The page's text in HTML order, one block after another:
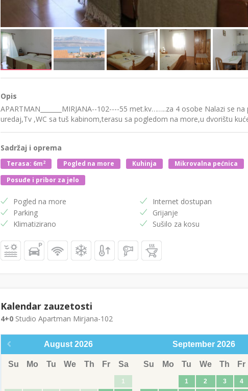
Opis
APARTMAN_______MIRJANA--102----55 met.kv……..za 4 osobe Nalazi se
uredaj,Tv ,WC sa tuš kabinom,terasu sa pogledom na more,u dvorištu
Sadržaj i oprema
Terasa: 6m2 Pogled na more Kuhinja Mikrovalna pećnica
Posuđe i pribor za jelo
Pogled na more
Parking
Klimatizirano
Internet dostupan
Grijanje
Sušilo za kosu
Kalendar zauzetosti
4+0Studio Apartman Mirjana-102
August 2026
Su Mo Tu We Th Fr Sa
1
September 2026
Su Mo Tu We Th Fr
1 2 3 4